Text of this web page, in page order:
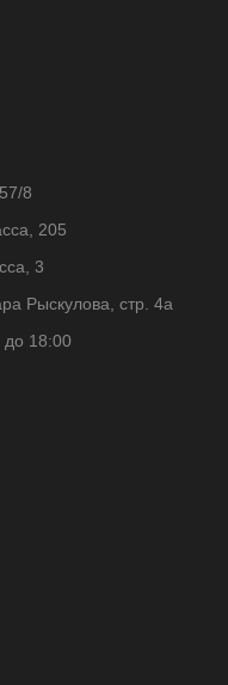
8
205
3
Рыскулова, стр. 4а
18:00